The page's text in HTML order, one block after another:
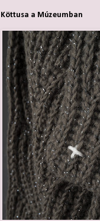
Köttusa a Múzeumban